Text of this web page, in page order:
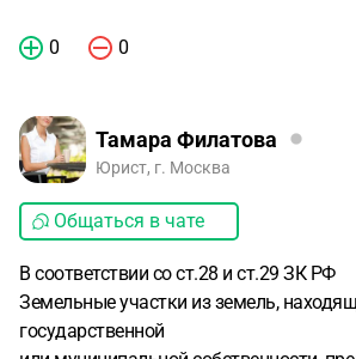
0 0
Тамара Филатова
Юрист, г. Москва
Общаться в чате
В соответствии со ст.28 и ст.29 ЗК РФ
Земельные участки из земель,
государственной